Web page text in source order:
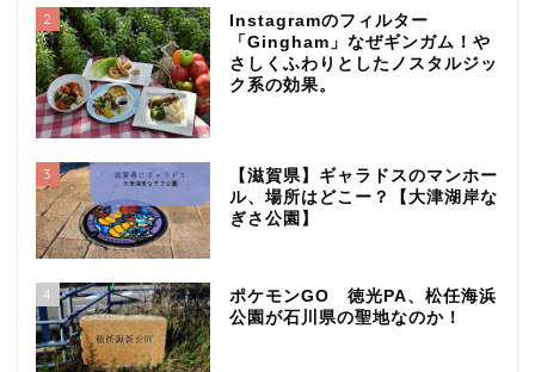
2
Instagramのフィルター
「Gingham」なぜギンガム！や
さしくふわりとしたノスタルジッ
ク系の効果。
3
【滋賀県】ギャラドスのマンホー
ル、場所はどこー？【大津湖岸な
ぎさ公園】
4
ポケモンGO 徳光PA、松任海浜
公園が石川県の聖地なのか！